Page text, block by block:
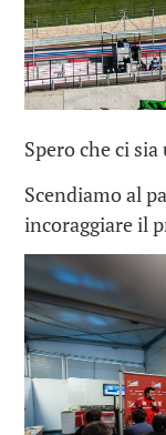
Spero che ci
Scendiamo al
incoraggiare il